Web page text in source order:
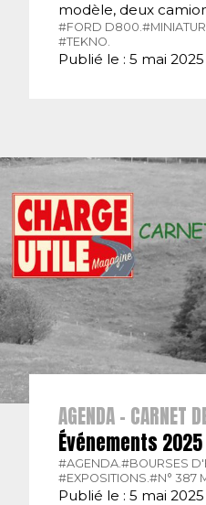
modèle, deux
#FORD D800.
#TEKNO.
Publié le : 5 mai 2025
AGENDA - CARNET
Événements 2025
#AGENDA. #BOURSES
#EXPOSITIONS. #N° 387
Publié le : 5 mai 2025